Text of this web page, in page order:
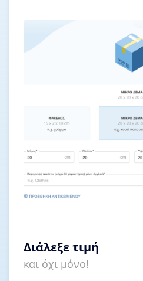
Διάλεξε τιμή
και όχι μόνο!